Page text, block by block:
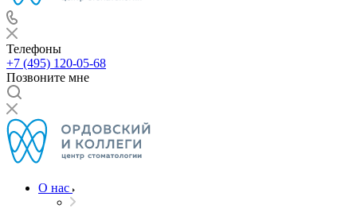
Телефоны
+7 (495) 120-05-68
Позвоните мне
О нас